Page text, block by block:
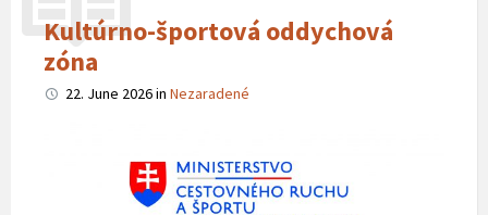
Kultúrno-športová oddychová
zóna
22. June 2026in Nezaradené